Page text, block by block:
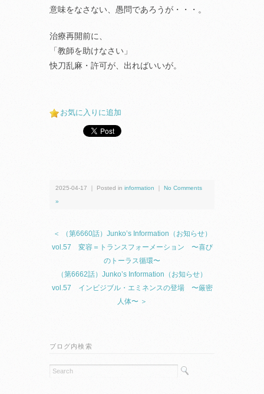
意味をなさない、愚問であろうが・・・。
治療再開前に、
「教師を助けなさい」
快刀乱麻・許可が、出ればいいが。
お気に入りに追加
2025-04-17 ｜ Posted in information No Comments
»
＜ （第6660話）Junko’s Information（お知らせ）
vol.57 変容＝トランスフォーメーション 〜喜び
のトーラス循環〜
（第6662話）Junko’s Information（お知らせ）
vol.57 インビジブル・エミネンスの登場 〜厳密
人体〜 ＞
ブログ内検索